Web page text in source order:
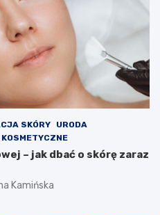
SKÓRY
URODA
– jak dbać o skórę zaraz
Kamińska